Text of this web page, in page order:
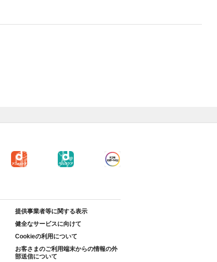
提供事業者等に関する表示
健全なサービスに向けて
Cookieの利用について
お客さまのご利用端末からの情報の外
部送信について